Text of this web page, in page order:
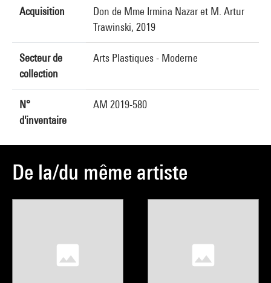
Acquisition
Don de Mme Irmina Nazar et M. Artur
Trawinski, 2019
Secteur de
collection
Arts Plastiques - Moderne
N°
d'inventaire
AM 2019-580
De la/du même artiste